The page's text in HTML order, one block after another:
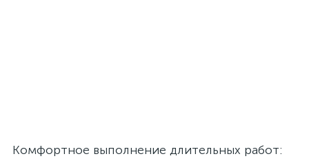
Комфортное выполнение длительных работ: